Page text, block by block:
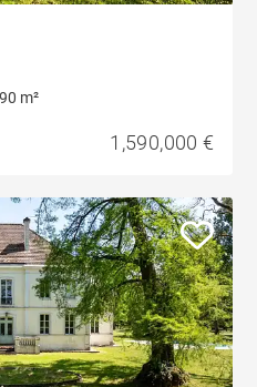
m²
1,590,000 €